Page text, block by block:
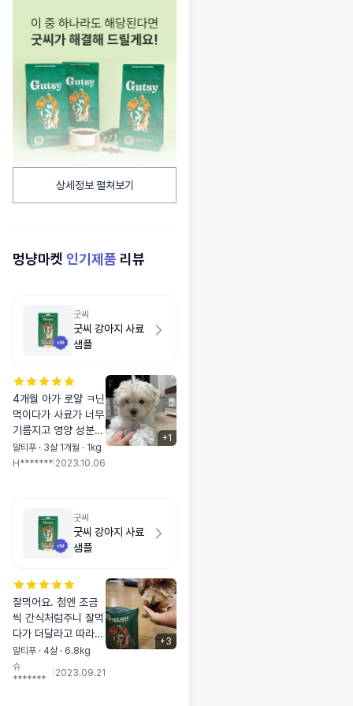
상세정보 펼쳐보기
멍냥마켓 인기제품 리뷰
굿씨
굿씨 강아지 사료
샘플
4개월 아가 로얄 ㅋ닌
먹이다가 사료가 너무
기름지고 영양 성분도
많이 떨어져서 이것
저것 샘플 시도하던중
ㅌ업 제품도 테스트해
봤는데 굿씨 먹였을때
가 응가도 훨신 이쁘
착색도 없었음ㅜ 그다
음날 인섹ㅌ업 제품먹
였을때는 응가도 묽고
눈물이랑 눈꼽도 조금
껴있었음ㅜㅜ 굿씨 알
갱이도 크고 단단해서
걱정했는데 알아서 한
말티푸 · 3살 1개월 · 1kg
H******* 2023.10.06
+1
굿씨
굿씨 강아지 사료
샘플
잘먹어요. 첨엔 조금
씩 간식처럼주니 잘먹
다가 더달라고 따라오
네요.요즘사료 잘안먹
어서 고민중였는데 잘
먹어서 좋아요!!
말티푸 · 4살 · 6.8kg
슈
*******
2023.09.21
+3